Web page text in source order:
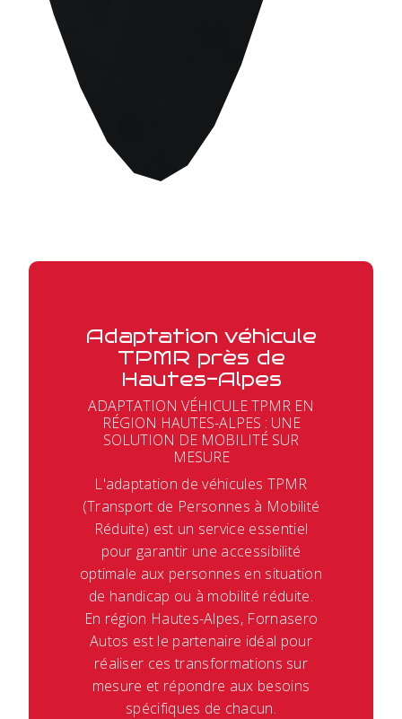
Adaptation véhicule
TPMR près de
Hautes-Alpes
ADAPTATION VÉHICULE TPMR EN
RÉGION HAUTES-ALPES : UNE
SOLUTION DE MOBILITÉ SUR
MESURE
L'adaptation de véhicules TPMR
(Transport de Personnes à Mobilité
Réduite) est un service essentiel
pour garantir une accessibilité
optimale aux personnes en situation
de handicap ou à mobilité réduite.
En région Hautes-Alpes, Fornasero
Autos est le partenaire idéal pour
réaliser ces transformations sur
mesure et répondre aux besoins
spécifiques de chacun.